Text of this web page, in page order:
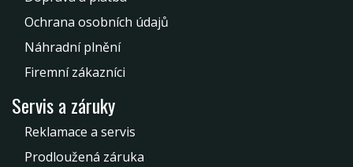
Ochrana osobních údajů
Náhradní plnění
Firemní zákazníci
Servis a záruky
Reklamace a servis
Prodloužená záruka